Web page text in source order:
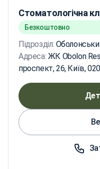
Стоматологічна
Безкоштовно
Підрозділ:
Адреса: ЖК Obolon
проспект, 26, Київ,